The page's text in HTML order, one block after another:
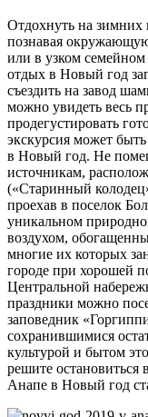
Отдохнуть на зимних
познавая
или в узком
отдых в Новый год
съездить на завод
можно увидеть весь
продегустировать
экскурсия может
в Новый год. Не
источникам,
(«Старинный
проехав в поселок
уникальном
воздухом,
многие их которых
городе при хорошей
Центральной
праздники можно
заповедник
сохранившимися
культурой и бытом
решите остановиться
Анапе в Новый год